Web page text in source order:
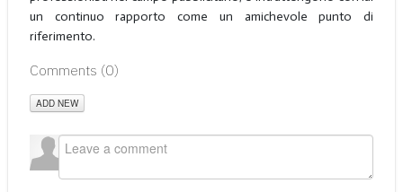
un continuo rapporto come un amichevole punto di
riferimento.
Comments (0)
ADD NEW